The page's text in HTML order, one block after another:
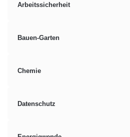
Arbeitssicherheit
Bauen-Garten
Chemie
Datenschutz